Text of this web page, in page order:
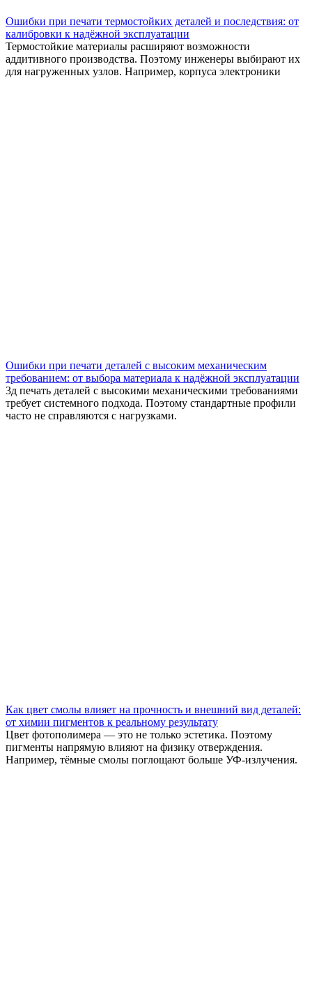
Ошибки при печати термостойких деталей и последствия: от
калибровки к надёжной эксплуатации
Термостойкие материалы расширяют возможности
аддитивного производства. Поэтому инженеры выбирают их
для нагруженных узлов. Например, корпуса электроники
Ошибки при печати деталей с высоким механическим
требованием: от выбора материала к надёжной эксплуатации
3д печать деталей с высокими механическими требованиями
требует системного подхода. Поэтому стандартные профили
часто не справляются с нагрузками.
Как цвет смолы влияет на прочность и внешний вид деталей:
от химии пигментов к реальному результату
Цвет фотополимера — это не только эстетика. Поэтому
пигменты напрямую влияют на физику отверждения.
Например, тёмные смолы поглощают больше УФ-излучения.